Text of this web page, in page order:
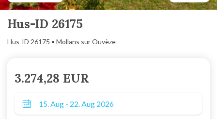
Hus-ID 26175
Hus-ID 26175 • Mollans sur Ouvèze
3.274,28 EUR